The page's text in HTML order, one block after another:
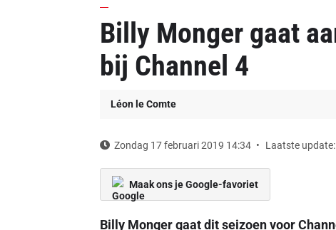
Billy Monger gaat
bij Channel 4
Léon le Comte
Zondag 17 februari 2019 14:34 Laatste
Maak ons je Google-favoriet
Billy Monger gaat dit seizoen voor